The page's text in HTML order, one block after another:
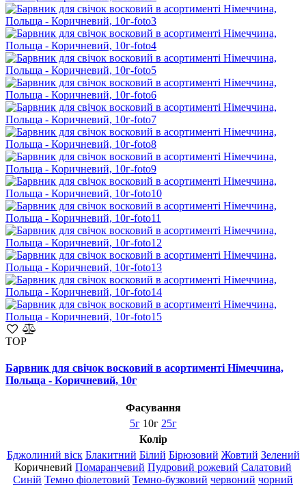
TOP
Барвник для свічок восковий в асортименті Німеччина,
Польща - Коричневий, 10г
Фасування
5г 10г 25г
Колір
Бджолиний віск Блакитний Білий Бірюзовий Жовтий Зелений
Коричневий Помаранчевий Пудровий рожевий Салатовий
Синій Темно фіолетовий Темно-бузковий червоний чорний